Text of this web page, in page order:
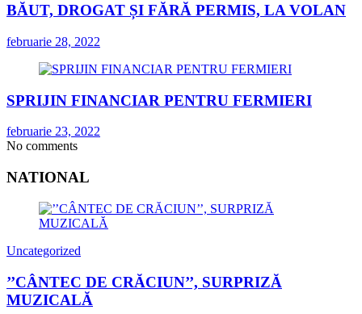
BĂUT, DROGAT ȘI FĂRĂ PERMIS, LA VOLAN
februarie 28, 2022
SPRIJIN FINANCIAR PENTRU FERMIERI
februarie 23, 2022
No comments
NATIONAL
Uncategorized
’’CÂNTEC DE CRĂCIUN’’, SURPRIZĂ
MUZICALĂ